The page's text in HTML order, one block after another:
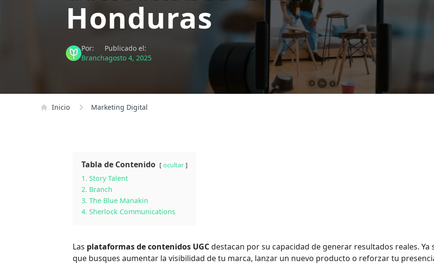
Honduras
Por:
Branch
Publicado el:
agosto 4, 2025
Inicio Marketing Digital
Tabla de Contenido ocultar
1. Story Talent
2. Branch
3. The Blue Manakin
4. Sherlock Communications
Las plataformas de contenidos UGCdestacan por su capacidad de generar resultados reales. Ya
que busques aumentar la visibilidad de tu marca, lanzar un nuevo producto o reforzar tu